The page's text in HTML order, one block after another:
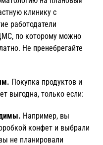
клинику с
работодатели
по которому можно
Не пренебрегайте
Покупка продуктов и
выгодна, только если:
Например, вы
конфет и выбрали
не планировали